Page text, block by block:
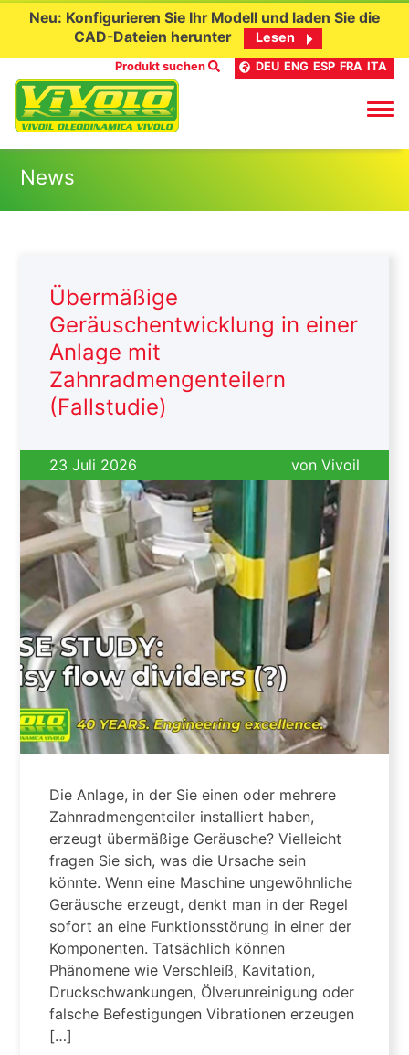
Neu: Konfigurieren Sie Ihr Modell und laden Sie die
CAD-Dateien herunter
Lesen
Produkt suchen DEU ENG ESP FRA ITA
News
Übermäßige
Geräuschentwicklung in einer
Anlage mit
Zahnradmengenteilern
(Fallstudie)
23 Juli 2026 von Vivoil
Die Anlage, in der Sie einen oder mehrere
Zahnradmengenteiler installiert haben,
erzeugt übermäßige Geräusche? Vielleicht
fragen Sie sich, was die Ursache sein
könnte. Wenn eine Maschine ungewöhnliche
Geräusche erzeugt, denkt man in der Regel
sofort an eine Funktionsstörung in einer der
Komponenten. Tatsächlich können
Phänomene wie Verschleiß, Kavitation,
Druckschwankungen, Ölverunreinigung oder
falsche Befestigungen Vibrationen erzeugen
[…]